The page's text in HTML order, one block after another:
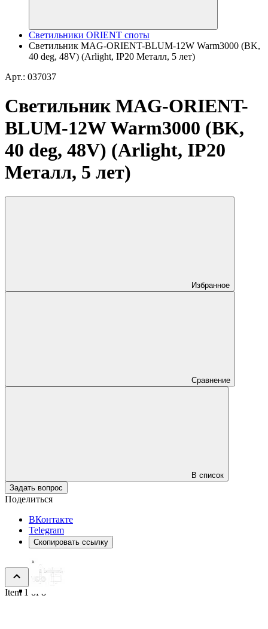
Светильники ORIENT споты
Светильник MAG-ORIENT-BLUM-12W Warm3000 (BK,
40 deg, 48V) (Arlight, IP20 Металл, 5 лет)
Арт.: 037037
Светильник MAG-ORIENT-
BLUM-12W Warm3000 (BK,
40 deg, 48V) (Arlight, IP20
Металл, 5 лет)
Избранное
Сравнение
В список
Задать вопрос
Поделиться
ВКонтакте
Telegram
Скопировать ссылку
Item 1 of 8